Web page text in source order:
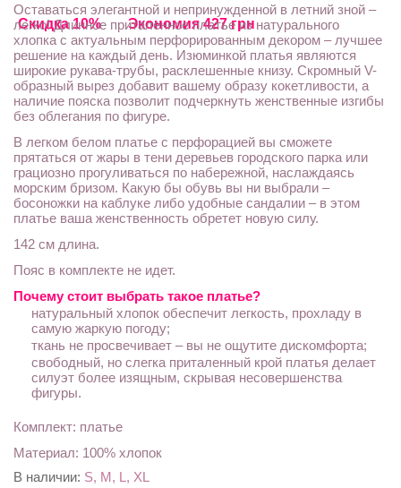
Скидка 10% Экономия 427 грн
Оставаться элегантной и непринужденной в летний зной –
легко! Длинное приталенное платье из натурального
хлопка с актуальным перфорированным декором – лучшее
решение на каждый день. Изюминкой платья являются
широкие рукава-трубы, расклешенные книзу. Скромный V-
образный вырез добавит вашему образу кокетливости, а
наличие пояска позволит подчеркнуть женственные изгибы
без облегания по фигуре.
В легком белом платье с перфорацией вы сможете
прятаться от жары в тени деревьев городского парка или
грациозно прогуливаться по набережной, наслаждаясь
морским бризом. Какую бы обувь вы ни выбрали –
босоножки на каблуке либо удобные сандалии – в этом
платье ваша женственность обретет новую силу.
142 см длина.
Пояс в комплекте не идет.
Почему стоит выбрать такое платье?
натуральный хлопок обеспечит легкость, прохладу в
самую жаркую погоду;
ткань не просвечивает – вы не ощутите дискомфорта;
свободный, но слегка приталенный крой платья делает
силуэт более изящным, скрывая несовершенства
фигуры.
Комплект: платье
Материал: 100% хлопок
В наличии: S, M, L, XL